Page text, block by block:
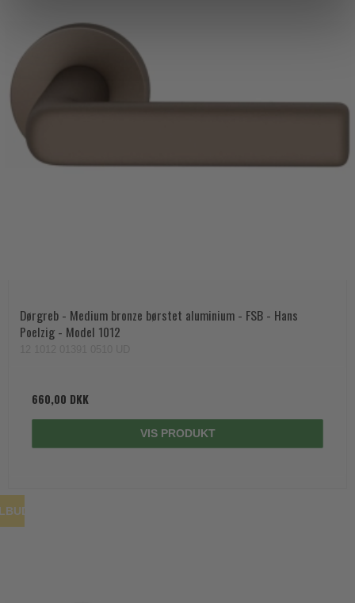
Dørgreb - Medium bronze børstet aluminium - FSB - Hans
Poelzig - Model 1012
660,00 DKK
VIS PRODUKT